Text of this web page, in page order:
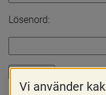
Lösenord:
Vi använder